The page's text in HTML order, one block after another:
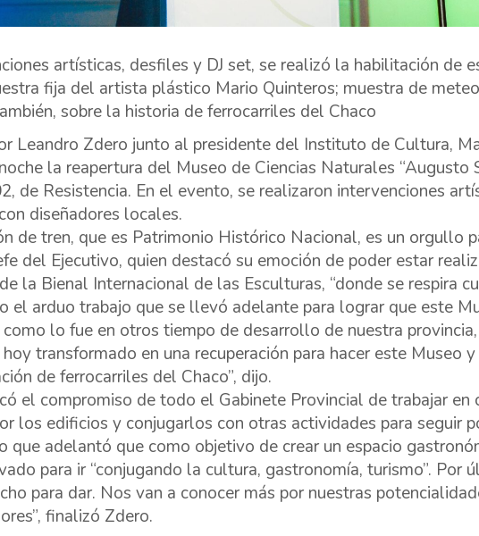
artísticas, desfiles y DJ set, se realizó la habilitación de
fija del artista plástico Mario Quinteros; muestra de
sobre la historia de ferrocarriles del Chaco
Leandro Zdero junto al presidente del Instituto de Cultura,
la reapertura del Museo de Ciencias Naturales “Augusto
de Resistencia. En el evento, se realizaron intervenciones
diseñadores locales.
de tren, que es Patrimonio Histórico Nacional, es un orgullo
del Ejecutivo, quien destacó su emoción de poder estar
la Bienal Internacional de las Esculturas, “donde se respira
el arduo trabajo que se llevó adelante para lograr que este
lo fue en otros tiempo de desarrollo de nuestra
transformado en una recuperación para hacer este Museo
de ferrocarriles del Chaco”, dijo.
el compromiso de todo el Gabinete Provincial de trabajar en
los edificios y conjugarlos con otras actividades para seguir
que adelantó que como objetivo de crear un espacio
para ir “conjugando la cultura, gastronomía, turismo”. Por
para dar. Nos van a conocer más por nuestras
finalizó Zdero.